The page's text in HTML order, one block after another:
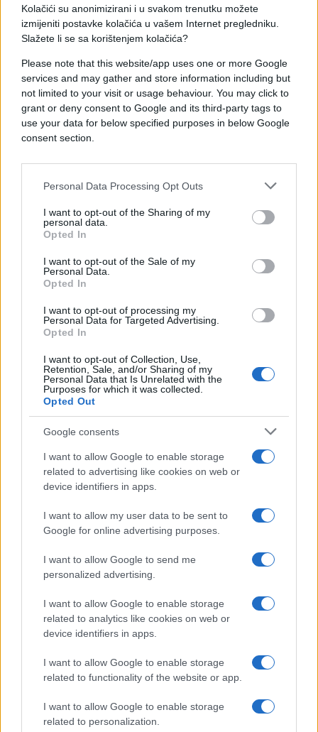
Kolačići su anonimizirani i u svakom trenutku možete
izmijeniti postavke kolačića u vašem Internet pregledniku.
Slažete li se sa korištenjem kolačića?
Please note that this website/app uses one or more Google
services and may gather and store information including but
not limited to your visit or usage behaviour. You may click to
grant or deny consent to Google and its third-party tags to
use your data for below specified purposes in below Google
consent section.
Personal Data Processing Opt Outs
I want to opt-out of the Sharing of my
personal data.
Opted In
I want to opt-out of the Sale of my
Personal Data.
Opted In
I want to opt-out of processing my
Personal Data for Targeted Advertising.
Opted In
I want to opt-out of Collection, Use,
Retention, Sale, and/or Sharing of my
Personal Data that Is Unrelated with the
Purposes for which it was collected.
Opted Out
Google consents
I want to allow Google to enable storage
related to advertising like cookies on web or
device identifiers in apps.
I want to allow my user data to be sent to
Google for online advertising purposes.
I want to allow Google to send me
personalized advertising.
I want to allow Google to enable storage
related to analytics like cookies on web or
device identifiers in apps.
I want to allow Google to enable storage
related to functionality of the website or app.
I want to allow Google to enable storage
related to personalization.
Istragu u SAD-u vode tri savezna tužioca
specijalizirana za ekonomske i financijske zločine.
Njihov zadatak je da utvrde da li postoji dovoljno
elemenata za pokretanje krivičnog postupka prema
američkom zakonu, prenosi sportsport.ba.
Zanimljivo je i da se u cijelu priču odmah uključio i
Evropski parlament koji je pozvao na istragu protiv
Infantina i njegovo upravljanja, te navodnih
sudijskih odluka koje su koristile određenim
Bilo kako bilo, jasno je da će ovogodišnje Svjetsko
prvenstvo u SAD-u biti upamćeno po velikom broju
skandala.
#Svjetsko prvenstvo 2026 #fbi
#argentina